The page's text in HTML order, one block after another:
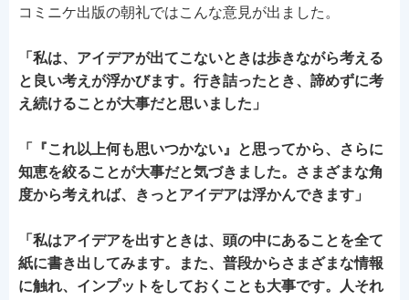
コミニケ出版の朝礼ではこんな意見が出ました。
「私は、アイデアが出てこないときは歩きながら考える
と良い考えが浮かびます。行き詰ったとき、諦めずに考
え続けることが大事だと思いました」
「『これ以上何も思いつかない』と思ってから、さらに
知恵を絞ることが大事だと気づきました。さまざまな角
度から考えれば、きっとアイデアは浮かんできます」
「私はアイデアを出すときは、頭の中にあることを全て
紙に書き出してみます。また、普段からさまざまな情報
に触れ、インプットをしておくことも大事です。人それ